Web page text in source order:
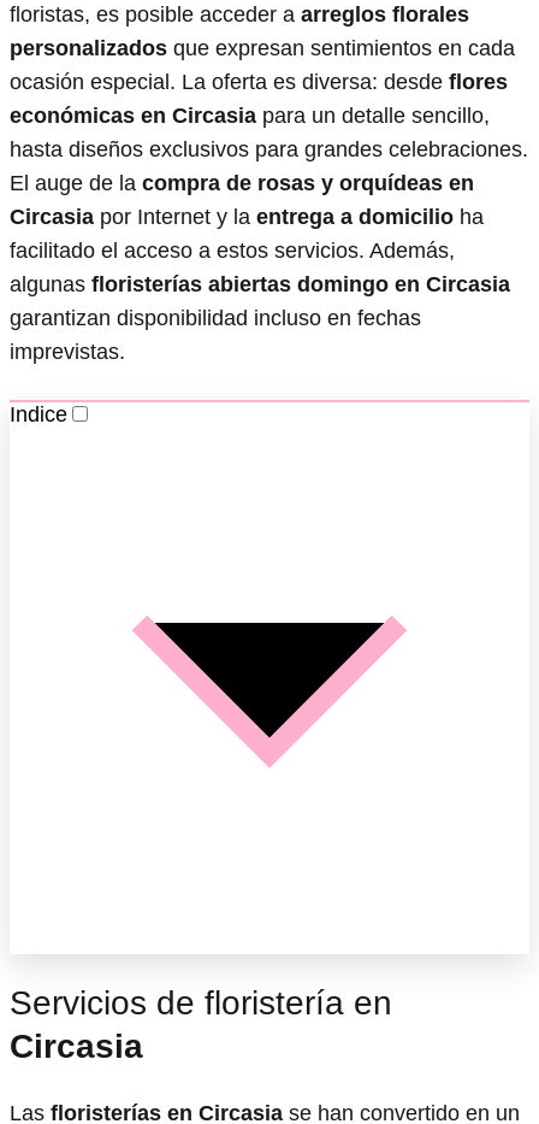
floristas, es posible acceder a arreglos florales
personalizados que expresan sentimientos en cada
ocasión especial. La oferta es diversa: desde flores
económicas en Circasia para un detalle sencillo,
hasta diseños exclusivos para grandes celebraciones.
El auge de la compra de rosas y orquídeas en
Circasia por Internet y la entrega a domicilio ha
facilitado el acceso a estos servicios. Además,
algunas floristerías abiertas domingo en Circasia
garantizan disponibilidad incluso en fechas
imprevistas.
Indice
Servicios de floristería en
Circasia
Las floristerías en Circasia se han convertido en un